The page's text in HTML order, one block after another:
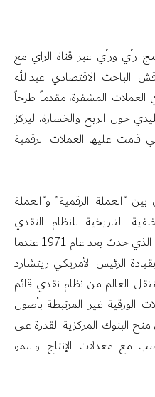
رأي ورأي عبر قناة الراي مع
الباحث الاقتصادي عبدالله
العملات المشفرة، مقدماً طرحاً
حول الربح والخسارة، ليركز
قامت عليها العملات الرقمية
“العملة الرقمية” و“العملة
التاريخية للنظام النقدي
العالمي، مستعرضاً التحول الجذري الذي حدث بعد عام 1971 عندما
الرئيس الأمريكي ريتشارد
العالم من نظام نقدي قائم
الورقية غير المرتبطة بأصول
البنوك المركزية القدرة على
مع معدلات الإنتاج والنمو